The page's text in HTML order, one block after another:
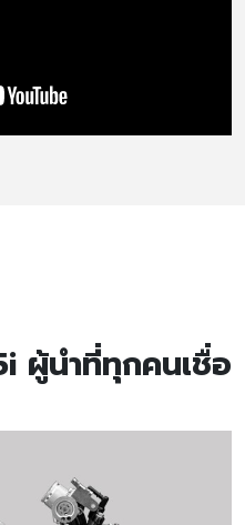
ผู้นำที่ทุกคนเชื่อ